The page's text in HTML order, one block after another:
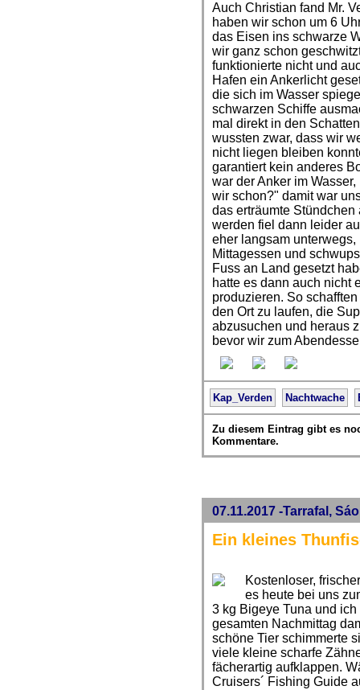
Auch Christian fand Mr.
haben wir schon um 6
das Eisen ins schwarze
wir ganz schon
funktionierte nicht und
Hafen ein Ankerlicht
die sich im Wasser
schwarzen Schiffe
mal direkt in den
wussten zwar, dass wir
nicht liegen bleiben
garantiert kein anderes
war der Anker im
wir schon?" damit war
das erträumte
werden fiel dann leider
eher langsam
Mittagessen und
Fuss an Land gesetzt
hatte es dann auch nicht
produzieren. So
den Ort zu laufen, die
abzusuchen und heraus
bevor wir zum
Kap_Verden Nachtwache
Zu diesem Eintrag gibt es
Kommentare.
07.11.2017 -Tarrafal,
Ein kleines
Kostenloser,
es heute bei uns
3 kg Bigeye Tuna und
gesamten Nachmittag
schöne Tier schimmerte
viele kleine scharfe
fächerartig aufklappen.
Cruisers´ Fishing Guide